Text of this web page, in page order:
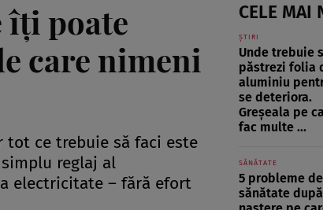
îți poate
care nimeni
tot ce trebuie să faci este
reglaj al
electricitate – fără efort
CELE MAI
ȘTIRI
Unde trebuie
păstrezi folia
aluminiu
se deteriora.
Greșeala pe
fac multe ...
SĂNĂTATE
5 probleme de
sănătate după